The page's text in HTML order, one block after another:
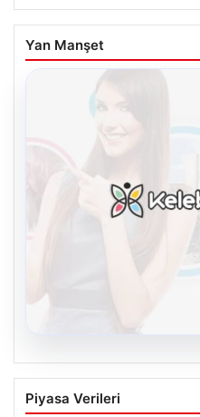
Yan Manşet
08.08.2026
Kelebek chat
Güvenli Adresi Ve
Piyasa Verileri